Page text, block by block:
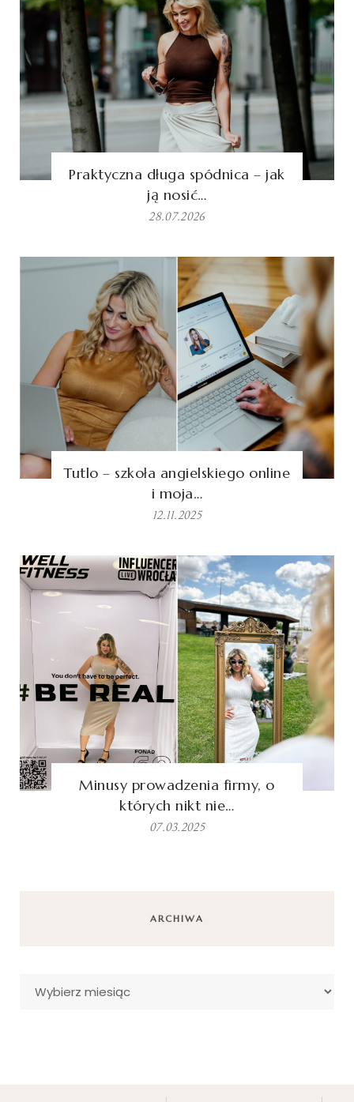
Praktyczna długa spódnica – jak
ją nosić…
28.07.2026
Tutlo – szkoła angielskiego online
i moja…
12.11.2025
Minusy prowadzenia firmy, o
których nikt nie…
07.03.2025
ARCHIWA